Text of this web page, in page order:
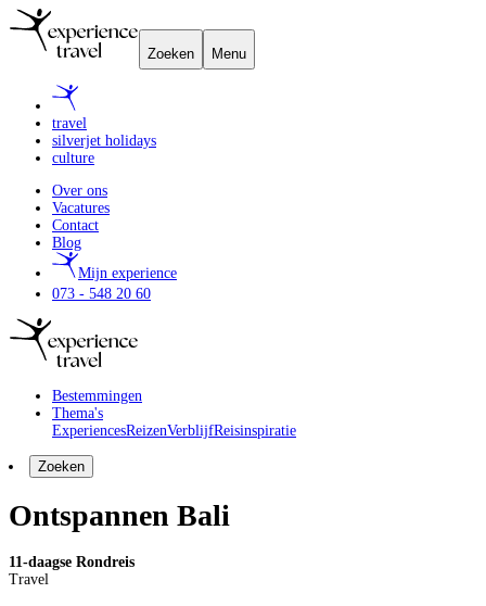
Zoeken Menu
travel
silverjet holidays
culture
Over ons
Vacatures
Contact
Blog
Mijn experience
073 - 548 20 60
Bestemmingen
Thema's
ExperiencesReizenVerblijfReisinspiratie
Zoeken
Ontspannen Bali
11-daagse Rondreis
Travel